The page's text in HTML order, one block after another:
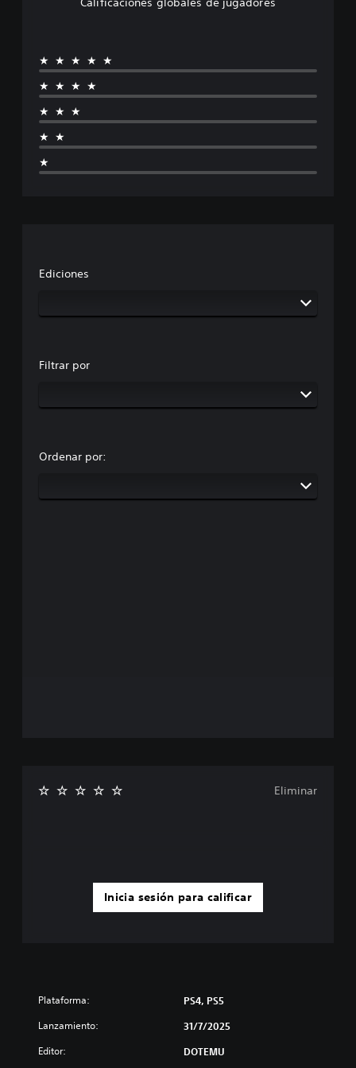
★★★★★
★★★★
★★★
★★
★
Ediciones
Filtrar por
Ordenar por:
Inicia sesión para calificar
Eliminar
Plataforma: PS4, PS5
Lanzamiento: 31/7/2025
Editor: DOTEMU